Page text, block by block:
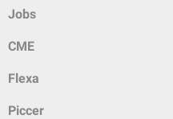
Jobs
CME
Flexa
Piccer